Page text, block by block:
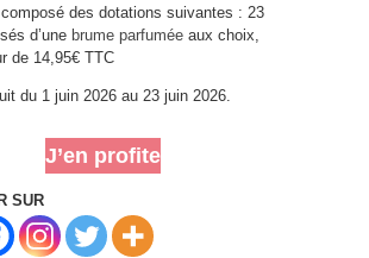
des dotations suivantes : 23
d’une brume parfumée aux choix,
de 14,95€ TTC
du 1 juin 2026 au 23 juin 2026.
J’en profite
SUR